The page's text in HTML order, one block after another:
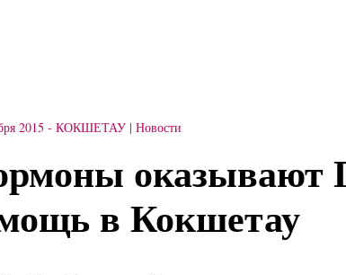
2015 - КОКШЕТАУ Новости
оказывают
в Кокшетау